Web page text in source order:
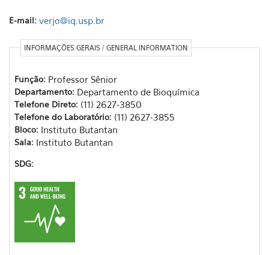
E-mail: verjo@iq.usp.br
INFORMAÇÕES GERAIS / GENERAL INFORMATION
Função: Professor Sênior
Departamento: Departamento de Bioquímica
Telefone Direto: (11) 2627-3850
Telefone do Laboratório: (11) 2627-3855
Bloco: Instituto Butantan
Sala: Instituto Butantan
SDG: